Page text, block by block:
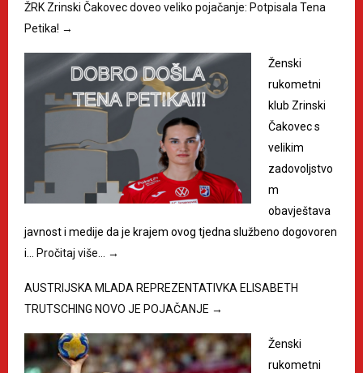
ŽRK Zrinski Čakovec doveo veliko pojačanje: Potpisala Tena
Petika! →
Ženski
rukometni
klub Zrinski
Čakovec s
velikim
zadovoljstvo
m
obavještava
javnost i medije da je krajem ovog tjedna službeno dogovoren
i… Pročitaj više… →
AUSTRIJSKA MLADA REPREZENTATIVKA ELISABETH
TRUTSCHING NOVO JE POJAČANJE →
Ženski
rukometni